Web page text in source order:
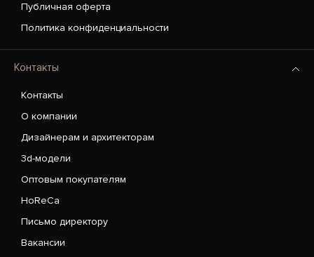
Публичная оферта
Политика конфиденциальности
Контакты
Контакты
О компании
Дизайнерам и архитекторам
3d-модели
Оптовым покупателям
HoReCa
Письмо директору
Вакансии